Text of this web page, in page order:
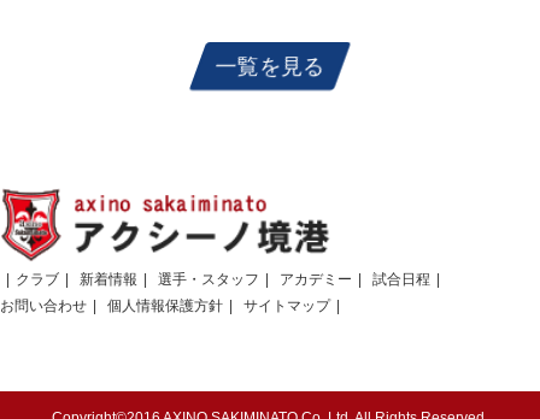
一覧を見る
クラブ 新着情報 選手・スタッフ アカデミー
試合日程
お問い合わせ
個人情報保護方針 サイトマップ